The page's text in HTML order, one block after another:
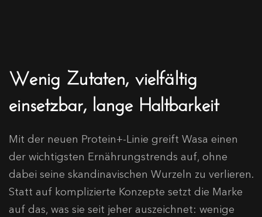
Wenig Zutaten, vielfältig
einsetzbar, lange Haltbarkeit
Mit der neuen Protein+-Linie greift Wasa einen
der wichtigsten Ernährungstrends auf, ohne
dabei seine skandinavischen Wurzeln zu verlieren.
Statt auf komplizierte Konzepte setzt die Marke
auf das, was sie seit jeher auszeichnet: wenige